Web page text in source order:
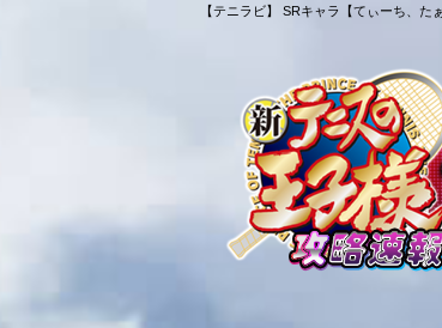
【テニラビ】 SRキャラ【てぃーち、